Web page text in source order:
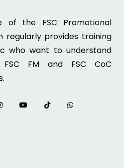
of the FSC Promotional
regularly provides training
who want to understand
FM and FSC CoC